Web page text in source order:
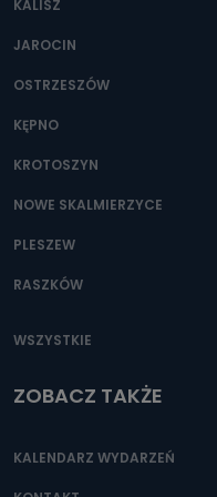
Można to zrobić pod
KALISZ
JAROCIN
OSTRZESZÓW
KĘPNO
KROTOSZYN
NOWE SKALMIERZYCE
PLESZEW
RASZKÓW
WSZYSTKIE
ZOBACZ TAKŻE
KALENDARZ WYDARZEŃ